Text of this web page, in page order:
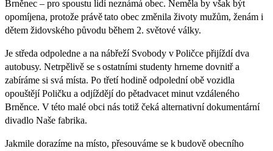
Brněnec – pro spoustu lidí neznámá obec. Neměla by však být
opomíjena, protože právě tato obec změnila životy mužům, ženám i
dětem židovského původu během 2. světové války.
Je středa odpoledne a na nábřeží Svobody v Poličce přijíždí dva
autobusy. Netrpělivě se s ostatními studenty hrneme dovnitř a
zabíráme si svá místa. Po třetí hodině odpolední obě vozidla
opouštějí Poličku a odjíždějí do pětadvacet minut vzdáleného
Brněnce. V této malé obci nás totiž čeká alternativní dokumentární
divadlo Naše fabrika.
Jakmile dorazíme na místo, přesouváme se k budově obecního